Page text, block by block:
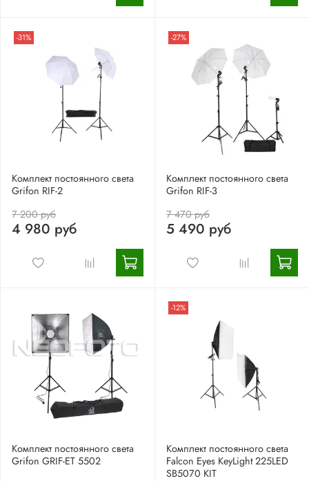
-31%
Комплект постоянного света
Grifon RIF-2
7 200 руб
4 980 руб
-27%
Комплект постоянного света
Grifon RIF-3
7 470 руб
5 490 руб
Комплект постоянного света
Grifon GRIF-ET 5502
-12%
Комплект постоянного света
Falcon Eyes KeyLight 225LED
SB5070 KIT